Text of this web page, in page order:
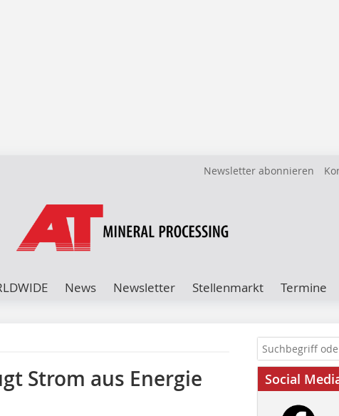
Newsletter abonnieren
News Newsletter Stellenmarkt Termine
Strom aus Energie
Social